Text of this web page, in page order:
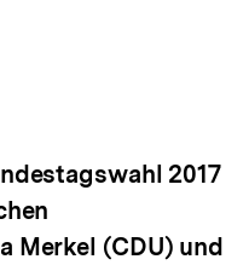
2017
Merkel (CDU) und